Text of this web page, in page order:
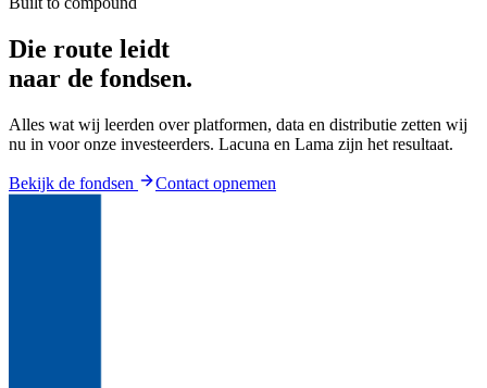
Die route leidt
naar de fondsen.
Alles wat wij leerden over platformen, data en distributie zetten wij
nu in voor onze investeerders. Lacuna en Lama zijn het resultaat.
Bekijk de fondsen Contact opnemen